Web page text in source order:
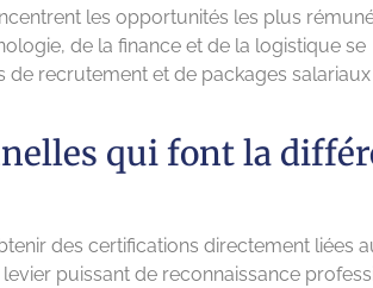
les opportunités les plus
de la finance et de la logistique se
recrutement et de packages
qui font la
des certifications directement liées
puissant de reconnaissance